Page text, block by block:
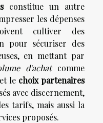
constitue un autre
les dépenses
cultiver des
pour sécuriser des
en mettant par
d'achatcomme
le choix partenaires
avec discernement,
tarifs, mais aussi la
proposés.